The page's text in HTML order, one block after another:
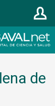
de